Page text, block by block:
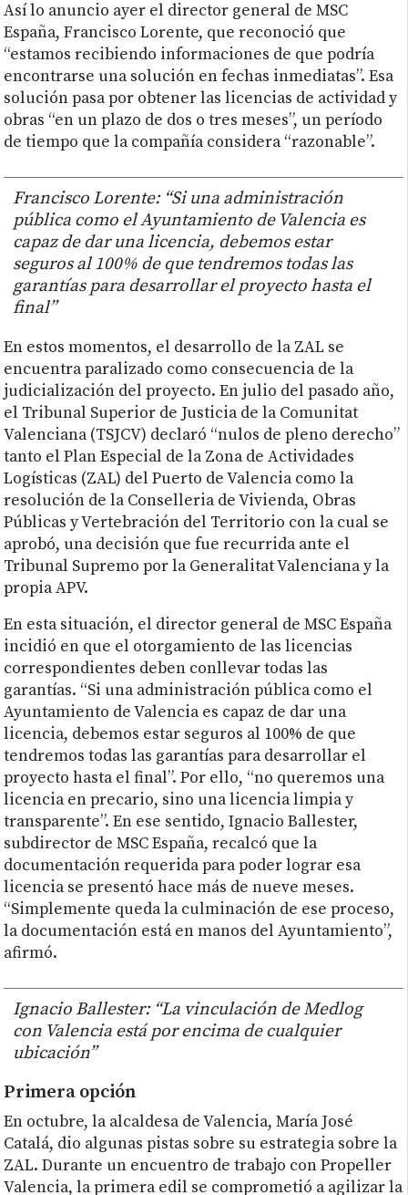
Así lo anuncio ayer el director general de MSC
España, Francisco Lorente, que reconoció que
“estamos recibiendo informaciones de que podría
encontrarse una solución en fechas inmediatas”. Esa
solución pasa por obtener las licencias de actividad y
obras “en un plazo de dos o tres meses”, un período
de tiempo que la compañía considera “razonable”.
Francisco Lorente: “Si una administración
pública como el Ayuntamiento de Valencia es
capaz de dar una licencia, debemos estar
seguros al 100% de que tendremos todas las
garantías para desarrollar el proyecto hasta el
final”
En estos momentos, el desarrollo de la ZAL se
encuentra paralizado como consecuencia de la
judicialización del proyecto. En julio del pasado año,
el Tribunal Superior de Justicia de la Comunitat
Valenciana (TSJCV) declaró “nulos de pleno derecho”
tanto el Plan Especial de la Zona de Actividades
Logísticas (ZAL) del Puerto de Valencia como la
resolución de la Conselleria de Vivienda, Obras
Públicas y Vertebración del Territorio con la cual se
aprobó, una decisión que fue recurrida ante el
Tribunal Supremo por la Generalitat Valenciana y la
propia APV.
En esta situación, el director general de MSC España
incidió en que el otorgamiento de las licencias
correspondientes deben conllevar todas las
garantías. “Si una administración pública como el
Ayuntamiento de Valencia es capaz de dar una
licencia, debemos estar seguros al 100% de que
tendremos todas las garantías para desarrollar el
proyecto hasta el final”. Por ello, “no queremos una
licencia en precario, sino una licencia limpia y
transparente”. En ese sentido, Ignacio Ballester,
subdirector de MSC España, recalcó que la
documentación requerida para poder lograr esa
licencia se presentó hace más de nueve meses.
“Simplemente queda la culminación de ese proceso,
la documentación está en manos del Ayuntamiento”,
afirmó.
Ignacio Ballester: “La vinculación de Medlog
con Valencia está por encima de cualquier
ubicación”
Primera opción
En octubre, la alcaldesa de Valencia, María José
Catalá, dio algunas pistas sobre su estrategia sobre la
ZAL. Durante un encuentro de trabajo con Propeller
Valencia, la primera edil se comprometió a agilizar la